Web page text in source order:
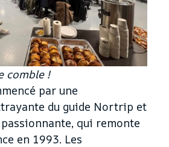
comble !
par une
du guide Nortrip et
qui remonte
en 1993. Les